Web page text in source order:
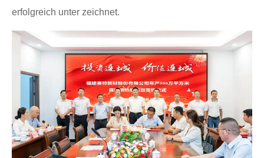
erfolgreich unter zeichnet.